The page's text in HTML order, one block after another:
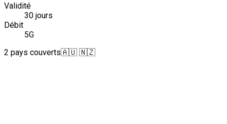
Validité
30 jours
Débit
5G
2 pays couverts🇦🇺 🇳🇿